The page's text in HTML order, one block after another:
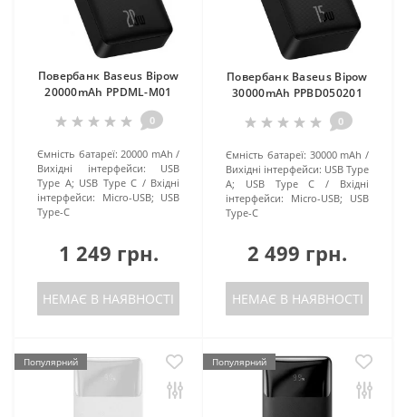
Повербанк Baseus Bipow
20000mAh PPDML-M01
0
Ємність батареї: 20000 mAh
Вихідні інтерфейси:
USB
Type A; USB Type C
Вхідні
інтерфейси:
Micro-USB; USB
Type-C
1 249 грн.
НЕМАЄ В НАЯВНОСТІ
Повербанк Baseus Bipow
30000mAh PPBD050201
0
Ємність батареї: 30000 mAh
Вихідні інтерфейси: USB Type
A; USB Type C
Вхідні
інтерфейси:
Micro-USB; USB
Type-C
2 499 грн.
НЕМАЄ В НАЯВНОСТІ
Популярний Популярний